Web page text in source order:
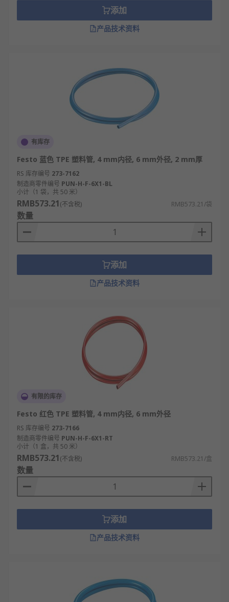
添加
产品技术资料
有库存
Festo 蓝色 TPE 塑料管, 4 mm内径, 6 mm外径, 2 mm厚
RS 库存编号 273-7162
制造商零件编号 PUN-H-F-6X1-BL
小计（1 袋，共 50 米）
RMB573.21(不含税) RMB573.21/袋
数量
添加
产品技术资料
有限的库存
Festo 红色 TPE 塑料管, 4 mm内径, 6 mm外径
RS 库存编号 273-7166
制造商零件编号 PUN-H-F-6X1-RT
小计（1 盒，共 50 米）
RMB573.21(不含税) RMB573.21/盒
数量
添加
产品技术资料